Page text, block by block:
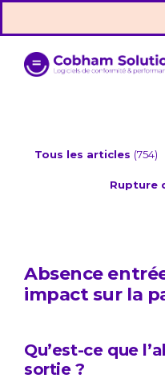
Tous les articles (754)
Rupture
Absence
impact sur la
Qu’est-ce que
sortie ?